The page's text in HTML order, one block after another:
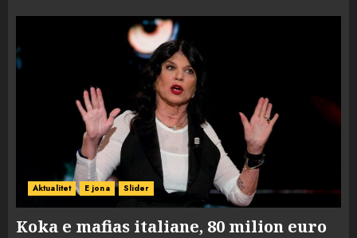
Aktualitet E jona Slider
Koka e mafias italiane, 80 milion euro